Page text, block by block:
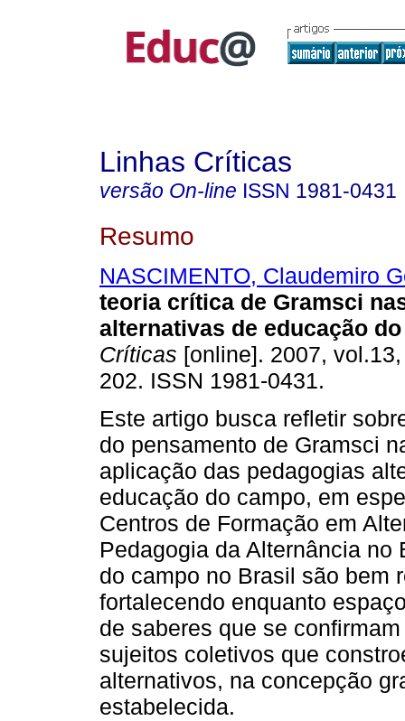
Linhas Críticas
versão On-line ISSN 1981-0431
Resumo
NASCIMENTO, Claudemiro
teoria crítica de Gramsci
alternativas de educação
Críticas [online]. 2007,
202. ISSN 1981-0431.
Este artigo busca refletir
do pensamento de Gramsci
aplicação das pedagogias
educação do campo, em
Centros de Formação em
Pedagogia da Alternância
do campo no Brasil são bem
fortalecendo enquanto
de saberes que se
sujeitos coletivos que
alternativos, na concepção
estabelecida.